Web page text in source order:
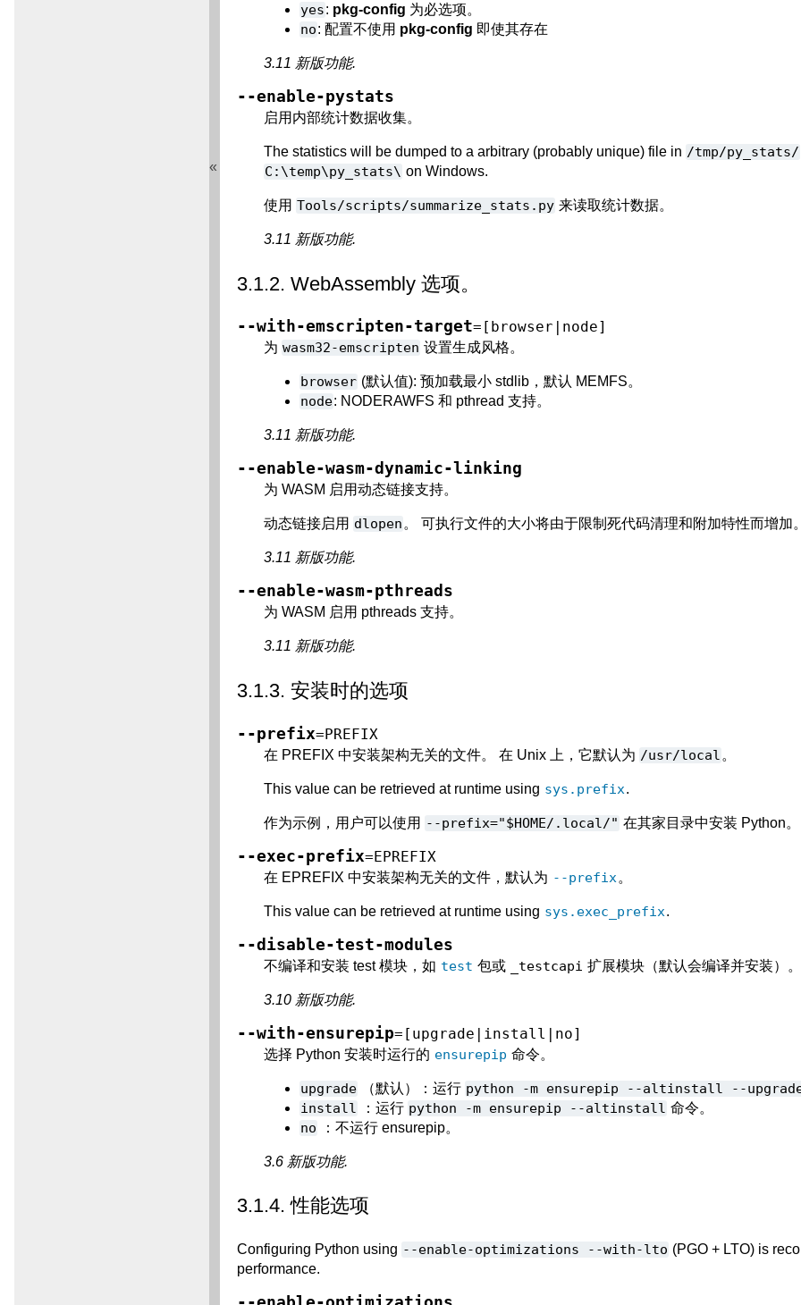
yes: pkg-config 为必选项。
no: 配置不使用 pkg-config 即使其存在
3.11 新版功能.
--enable-pystats
启用内部统计数据收集。
The statistics will be dumped to a arbitrary (probably unique) file in /tmp/py_stats/
C:\temp\py_stats\ on Windows.
使用 Tools/scripts/summarize_stats.py 来读取统计数据。
3.11 新版功能.
3.1.2.WebAssembly 选项。
--with-emscripten-target=[browser|node]
为 wasm32-emscripten 设置生成风格。
browser (默认值): 预加载最小 stdlib，默认 MEMFS。
node: NODERAWFS 和 pthread 支持。
3.11 新版功能.
--enable-wasm-dynamic-linking
为 WASM 启用动态链接支持。
动态链接启用 dlopen 。 可执行文件的大小将由于限制死代码清理和附加特性而增加
3.11 新版功能.
--enable-wasm-pthreads
为 WASM 启用 pthreads 支持。
3.11 新版功能.
3.1.3.安装时的选项
--prefix=PREFIX
在 PREFIX 中安装架构无关的文件。 在 Unix 上，它默认为 /usr/local 。
This value can be retrieved at runtime using sys.prefix.
作为示例，用户可以使用 --prefix="$HOME/.local/" 在其家目录中安装 Python。
--exec-prefix=EPREFIX
在 EPREFIX 中安装架构无关的文件，默认为 --prefix。
This value can be retrieved at runtime using sys.exec_prefix.
--disable-test-modules
不编译和安装 test 模块，如 test 包或 _testcapi 扩展模块（默认会编译并安装）
3.10 新版功能.
--with-ensurepip=[upgrade|install|no]
选择 Python 安装时运行的 ensurepip 命令。
upgrade （默认）：运行 python -m ensurepip --altinstall
--
install
：运行 python -m ensurepip --altinstall 命令。
no ：不运行 ensurepip。
3.6 新版功能.
3.1.4.性能选项
Configuring Python using --enable-optimizations --with-lto (PGO + LTO) is
performance.
«